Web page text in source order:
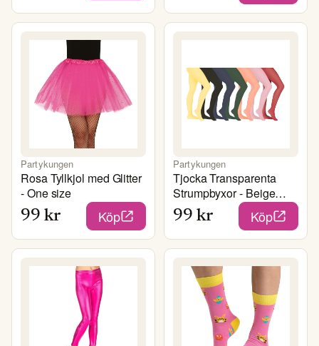
Partykungen
Rosa Tyllkjol med Glitter
- One size
99 kr Köp
Partykungen
Tjocka Transparenta
Strumpbyxor - Beige
Small
99 kr Köp